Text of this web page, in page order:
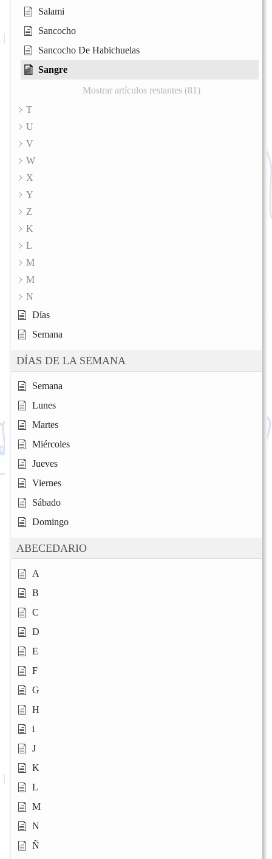
Salami
Sancocho
Sancocho De Habichuelas
Sangre
Mostrar artículos restantes (81)
T
U
V
W
X
Y
Z
K
L
M
M
N
Días
Semana
DÍAS DE LA SEMANA
Semana
Lunes
Martes
Miércoles
Jueves
Viernes
Sábado
Domingo
ABECEDARIO
A
B
C
D
E
F
G
H
i
J
K
L
M
N
Ñ